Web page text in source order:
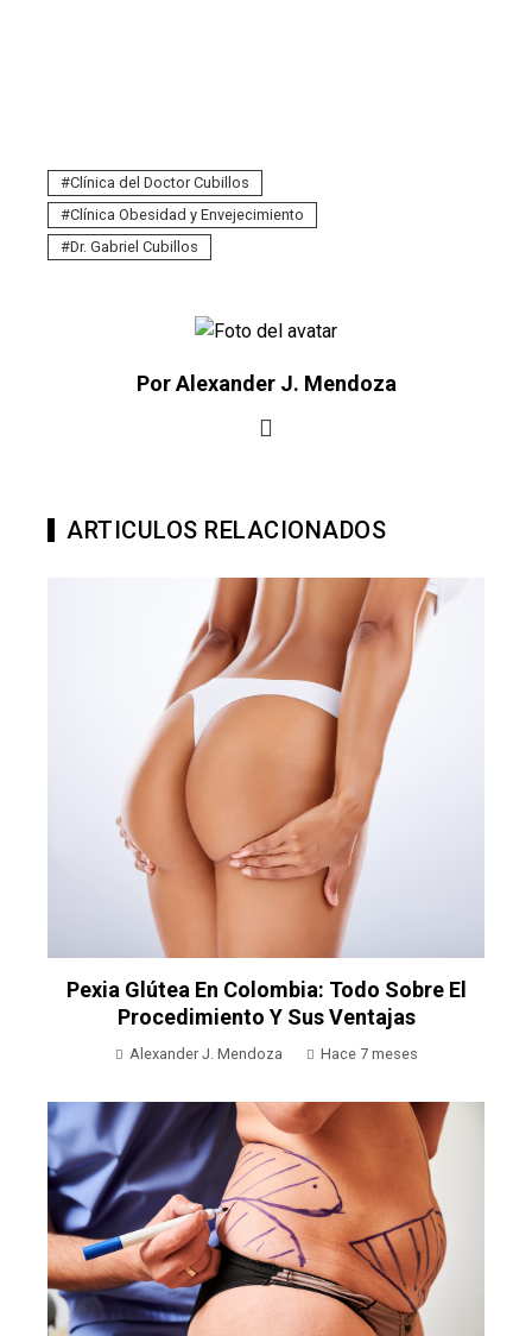
Clínica del Doctor Cubillos
Clínica Obesidad y Envejecimiento
Dr. Gabriel Cubillos
Por Alexander J. Mendoza
ARTICULOS RELACIONADOS
Pexia Glútea En Colombia: Todo Sobre El
Procedimiento Y Sus Ventajas
Alexander J. Mendoza Hace 7 meses